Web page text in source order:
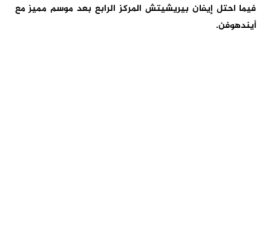
فيما احتل إيفان بيريشيتش المركز الرابع بعد موسم مميز مع
أيندهوفن.